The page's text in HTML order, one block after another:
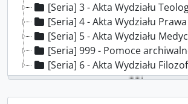
[Seria] 3 - Akta Wydziału
[Seria] 4 - Akta Wydziału Prawa
[Seria] 5 - Akta Wydziału
[Seria] 999 - Pomoce
[Seria] 6 - Akta Wydziału